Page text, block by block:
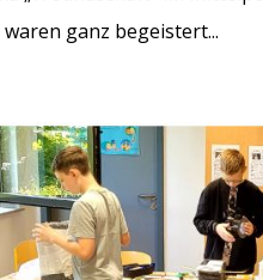
ganz begeistert...